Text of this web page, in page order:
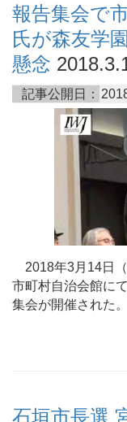
報告集会で
氏が森友学
懸念
記事公開日：
2018年3月14日
市町村自治会館に
集会が開催された。
石垣市長選